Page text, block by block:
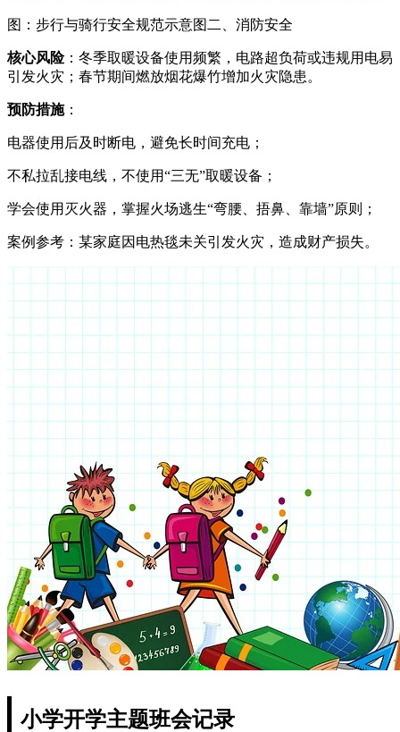
图：步行与骑行安全规范示意图二、消防安全
核心风险：冬季取暖设备使用频繁，电路超负荷或违规用电易
引发火灾；春节期间燃放烟花爆竹增加火灾隐患。
预防措施：
电器使用后及时断电，避免长时间充电；
不私拉乱接电线，不使用“三无”取暖设备；
学会使用灭火器，掌握火场逃生“弯腰、捂鼻、靠墙”原则；
案例参考：某家庭因电热毯未关引发火灾，造成财产损失。
小学开学主题班会记录